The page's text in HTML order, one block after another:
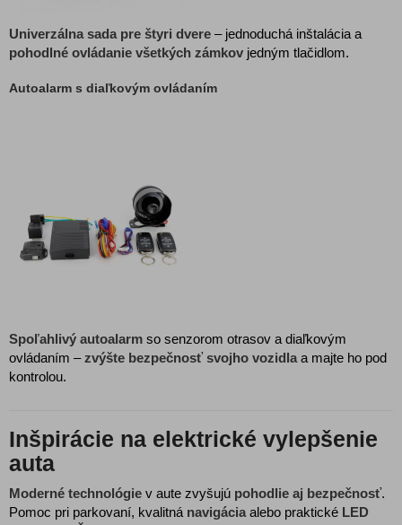
Univerzálna sada pre štyri dvere – jednoduchá inštalácia a
pohodlné ovládanie všetkých zámkov jedným tlačidlom.
Autoalarm s diaľkovým ovládaním
Spoľahlivý autoalarm so senzorom otrasov a diaľkovým
ovládaním –zvýšte bezpečnosť svojho vozidla a majte ho pod
kontrolou.
Inšpirácie na elektrické vylepšenie
auta
Moderné technológie v aute zvyšujú pohodlie aj bezpečnosť.
Pomoc pri parkovaní, kvalitná navigácia alebo praktické LED